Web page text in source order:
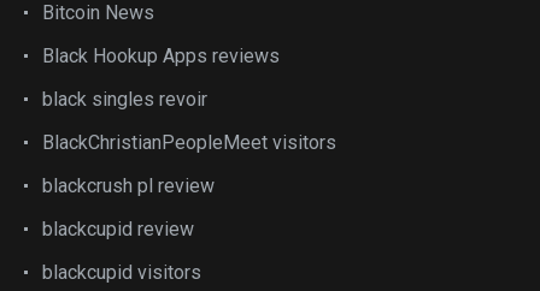
Bitcoin News
Black Hookup Apps reviews
black singles revoir
BlackChristianPeopleMeet visitors
blackcrush pl review
blackcupid review
blackcupid visitors